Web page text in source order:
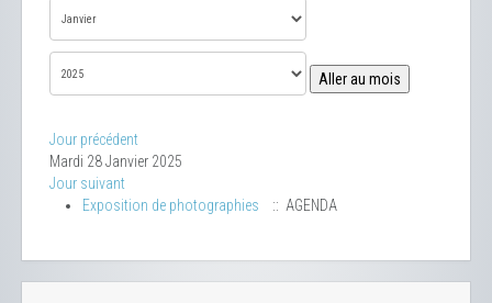
Aller au mois
Jour précédent
Mardi 28 Janvier 2025
Jour suivant
Exposition de photographies
:: AGENDA